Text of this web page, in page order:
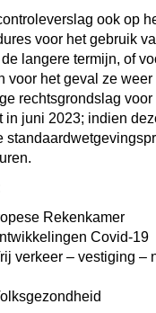
ook op
voor het gebruik
langere termijn, of
voor het geval ze
rechtsgrondslag
in juni 2023; indien
Rekenkamer
Covid-19
verkeer – vestiging –